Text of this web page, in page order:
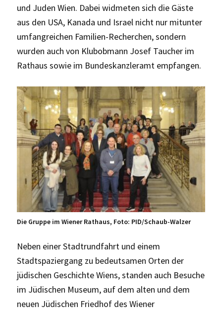
und Juden Wien. Dabei widmeten sich die Gäste
aus den USA, Kanada und Israel nicht nur mitunter
umfangreichen Familien-Recherchen, sondern
wurden auch von Klubobmann Josef Taucher im
Rathaus sowie im Bundeskanzleramt empfangen.
Die Gruppe im Wiener Rathaus, Foto: PID/Schaub-Walzer
Neben einer Stadtrundfahrt und einem
Stadtspaziergang zu bedeutsamen Orten der
jüdischen Geschichte Wiens, standen auch Besuche
im Jüdischen Museum, auf dem alten und dem
neuen Jüdischen Friedhof des Wiener